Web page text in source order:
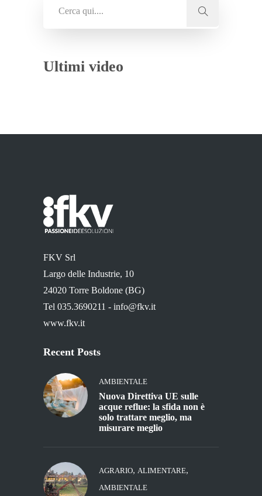
Ultimi video
FKV Srl
Largo delle Industrie, 10
24020 Torre Boldone (BG)
Tel 035.3690211 - info@fkv.it
www.fkv.it
Recent Posts
AMBIENTALE
Nuova Direttiva UE sulle
acque reflue: la sfida non è
solo trattare meglio, ma
misurare meglio
AGRARIO, ALIMENTARE,
AMBIENTALE